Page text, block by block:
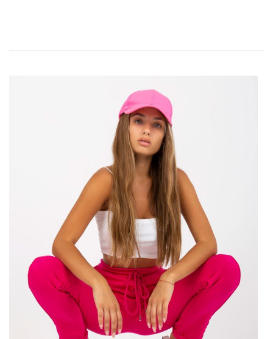
SKAD SIE WZIĘŁY W MODZIE?
Spodnie garniturowe damskiemają interesującą historię,
sięgającą czasów, gdy kobiety zaczęły walczyć o